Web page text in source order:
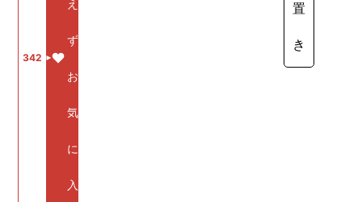
342
え
ず
お
気
に
入
置
き